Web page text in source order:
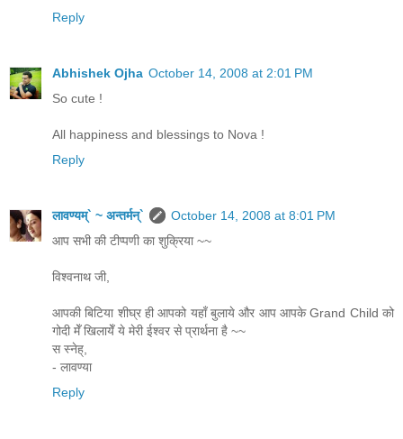
Reply
Abhishek Ojha October 14, 2008 at 2:01 PM
So cute !
All happiness and blessings to Nova !
Reply
लावण्यम्` ~ अन्तर्मन्`
October 14, 2008 at 8:01 PM
आप सभी की टीप्पणी का शुक्रिया ~~
विश्वनाथ जी,
आपकी बिटिया शीघ्र ही आपको यहाँ बुलाये और आप आपके Grand Child को
गोदी मेँ खिलायेँ ये मेरी ईश्वर से प्रार्थना है ~~
स स्नेह्,
- लावण्या
Reply